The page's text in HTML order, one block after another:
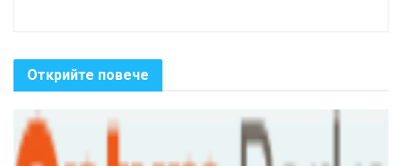
Открийте повече